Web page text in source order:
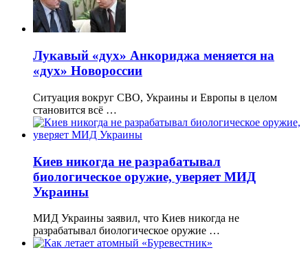
Лукавый «дух» Анкориджа меняется на
«дух» Новороссии
Ситуация вокруг СВО, Украины и Европы в целом
становится всё …
Киев никогда не разрабатывал
биологическое оружие, уверяет МИД
Украины
МИД Украины заявил, что Киев никогда не
разрабатывал биологическое оружие …